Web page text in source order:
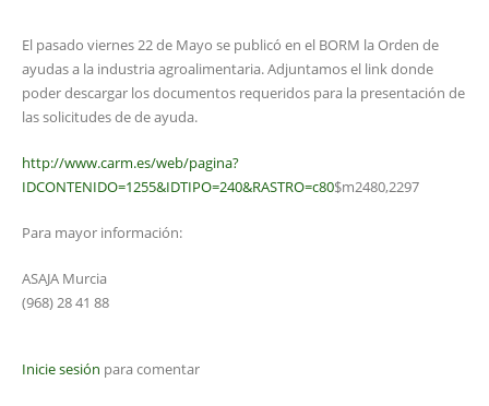
El pasado viernes 22 de Mayo se publicó en el BORM la Orden de
ayudas a la industria agroalimentaria. Adjuntamos el link donde
poder descargar los documentos requeridos para la presentación de
las solicitudes de de ayuda.
http://www.carm.es/web/pagina?
IDCONTENIDO=1255&IDTIPO=240&RASTRO=c80$m2480,2297
Para mayor información:
ASAJA Murcia
(968) 28 41 88
Inicie sesión para comentar